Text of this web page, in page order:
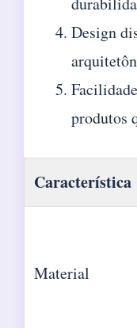
Design
produtos
Característica
Material